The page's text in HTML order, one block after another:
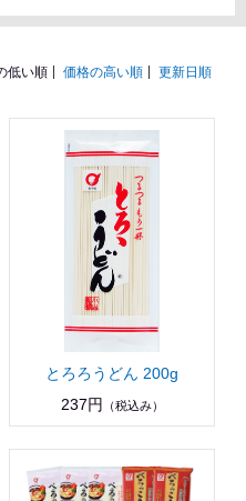
低い順 価格の高い順 更新日順
とろろうどん 200g
237円
（税込み）